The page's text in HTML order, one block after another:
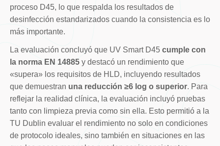
proceso D45, lo que respalda los resultados de
desinfección estandarizados cuando la consistencia es lo
más importante.
La evaluación concluyó que UV Smart D45 cumple con
la norma EN 14885y destacó un rendimiento que
«supera» los requisitos de HLD, incluyendo resultados
que demuestran una reducción ≥6 log o superior. Para
reflejar la realidad clínica, la evaluación incluyó pruebas
tanto con limpieza previa como sin ella. Esto permitió a la
TU Dublin evaluar el rendimiento no solo en condiciones
de protocolo ideales, sino también en situaciones en las